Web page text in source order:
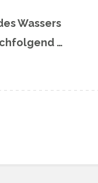
Wassers
…